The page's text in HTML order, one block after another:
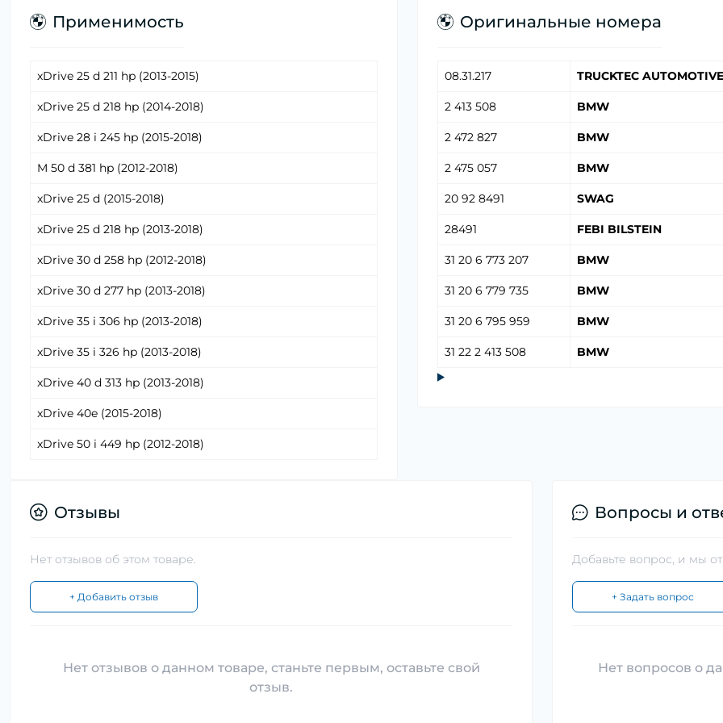
Применимость
xDrive 25 d 211 hp (2013-2015)
xDrive 25 d 218 hp (2014-2018)
xDrive 28 i 245 hp (2015-2018)
M 50 d 381 hp (2012-2018)
xDrive 25 d (2015-2018)
xDrive 25 d 218 hp (2013-2018)
xDrive 30 d 258 hp (2012-2018)
xDrive 30 d 277 hp (2013-2018)
xDrive 35 i 306 hp (2013-2018)
xDrive 35 i 326 hp (2013-2018)
xDrive 40 d 313 hp (2013-2018)
xDrive 40e (2015-2018)
xDrive 50 i 449 hp (2012-2018)
Оригинальные номера
08.31.217 TRUCKTEC AUTOMOTIVE
2 413 508 BMW
2 472 827 BMW
2 475 057 BMW
20 92 8491 SWAG
28491 FEBI BILSTEIN
31 20 6 773 207 BMW
31 20 6 779 735 BMW
31 20 6 795 959 BMW
31 22 2 413 508 BMW
Отзывы
Нет отзывов об этом товаре.
+ Добавить отзыв
Нет отзывов о данном товаре, станьте первым, оставьте свой
отзыв.
Вопросы и
Добавьте вопрос, и мы
+ Задать вопрос
Нет вопросов о